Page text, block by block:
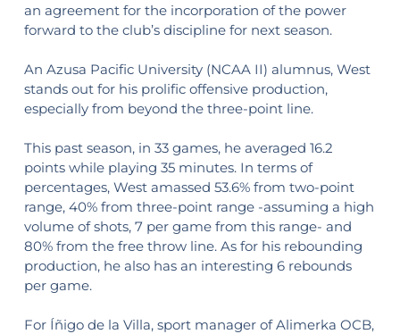
an agreement for the incorporation of the power
forward to the club’s discipline for next season.
An Azusa Pacific University (NCAA II) alumnus, West
stands out for his prolific offensive production,
especially from beyond the three-point line.
This past season, in 33 games, he averaged 16.2
points while playing 35 minutes. In terms of
percentages, West amassed 53.6% from two-point
range, 40% from three-point range -assuming a high
volume of shots, 7 per game from this range- and
80% from the free throw line. As for his rebounding
production, he also has an interesting 6 rebounds
per game.
For Íñigo de la Villa, sport manager of Alimerka OCB,